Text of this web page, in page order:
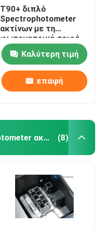
T90+ διπλό
Spectrophotometer
ακτίνων με τη
φωτομετρική σειρά
-4.0-4.0Abs & του
υψηλού ψηφίσματος
Καλύτερη τιμή
επαφή
Διασπασμένο Spectrophotometer ακτίνων (8)